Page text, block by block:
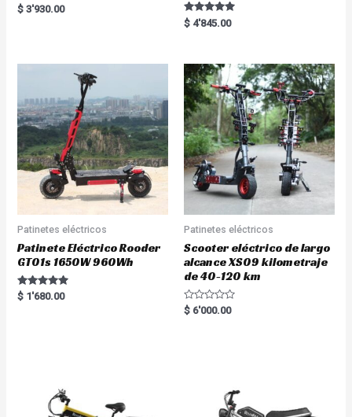
Rated
5.00
$ 3'930.00
Rated
5.00
$ 4'845.00
Patinetes eléctricos
Patinete Eléctrico Rooder
GT01s 1650W 960Wh
Rated
5.00
$ 1'680.00
Patinetes eléctricos
Scooter eléctrico de largo
alcance XS09 kilometraje
de 40-120 km
R
a
$ 6'000.00